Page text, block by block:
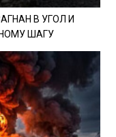
В УГОЛ И
ШАГУ